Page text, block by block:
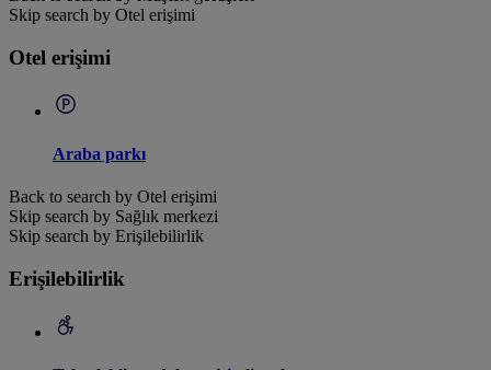
Skip search by Otel erişimi
Otel erişimi
Araba parkı
Back to search by Otel erişimi
Skip search by Sağlık merkezi
Skip search by Erişilebilirlik
Erişilebilirlik